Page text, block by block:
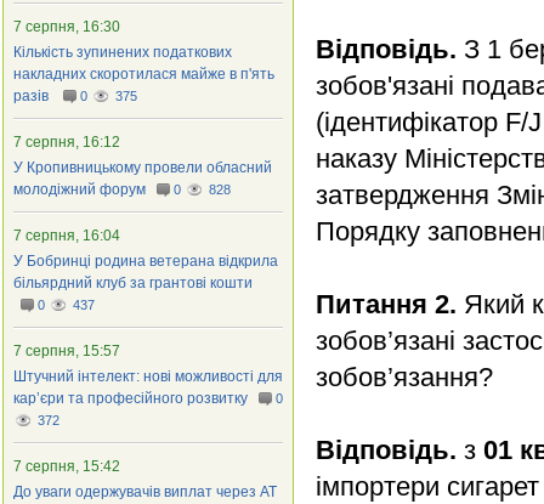
Відповідь. З 1
зобов'язані
(ідентифікатор F/
наказу
затвердження
Порядку
Питання 2. Який
зобов’язані
зобов’язання?
Відповідь. з 01
імпортери
7 серпня, 16:30
Кількість зупинених податкових
накладних скоротилася майже в п'ять
разів
0 375
7 серпня, 16:12
У Кропивницькому провели обласний
молодіжний форум
0 828
7 серпня, 16:04
У Бобринці родина ветерана відкрила
більярдний клуб за грантові кошти
0 437
7 серпня, 15:57
Штучний інтелект: нові можливості для
кар’єри та професійного розвитку
0
372
7 серпня, 15:42
До уваги одержувачів виплат через АТ